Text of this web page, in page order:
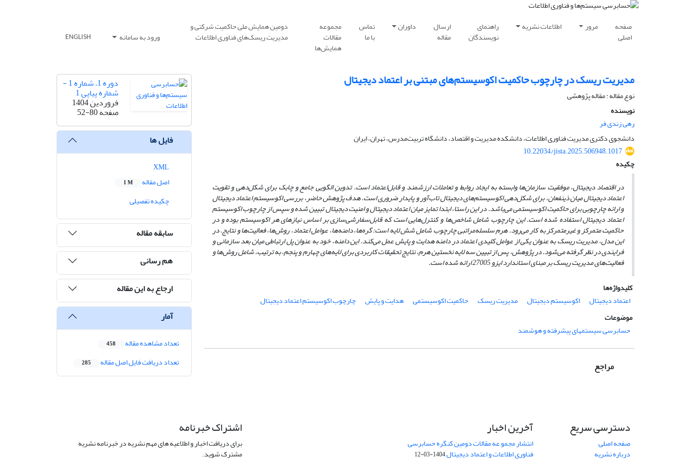
صفحه
اصلی
مرور اطلاعات نشریه راهنمای
نویسندگان
ارسال
مقاله
داوران تماس
با ما
مجموعه
مقالات
همایش‌ها
دومین همایش ملی حاکمیت شرکتی و
مدیریت ریسک‌های فناوری اطلاعات ورود به سامانه ENGLISH
مدیریت ریسک در چارچوب حاکمیت اکوسیستم‌های مبتنی بر اعتماد دیجیتال
نوع مقاله : مقاله پژوهشی
نویسنده
رهی زندی فر
دانشجوی دکتری مدیریت فناوری اطلاعات، دانشکده مدیریت و اقتصاد، دانشگاه تربیت‌مدرس، تهران، ایران
10.22034/jista.2025.506948.1017
چکیده
در اقتصاد دیجیتال، موفقیت سازمان‌ها وابسته به ایجاد روابط و تعاملات ارزشمند و قابل‌اعتماد است. تدوین الگویی جامع و چابک برای شکل‌دهی و تقویت
اعتماد دیجیتال میان ذینفعان، برای شکل‌دهی اکوسیستم‌های دیجیتال تاب‌آور و پایدار ضروری است. هدف پژوهش حاضر، بررسی اکوسیستم اعتماد دیجیتال
و ارائه چارچوبی برای حاکمیت اکوسیستمی می‌باشد. در این راستا، ابتدا تمایز میان اعتماد دیجیتال و امنیت دیجیتال تبیین شده و سپس از چارچوب اکوسیستم
اعتماد دیجیتال استفاده شده است. این چارچوب شامل شاخص‌ها و کنترل‌هایی است که قابل‌سفارشی‌سازی بر اساس نیازهای هر اکوسیستم بوده و در
حاکمیت متمرکز و غیرمتمرکز به کار می‌رود. هرم سلسله‌مراتبی چارچوب شامل شش لایه است: گره‌ها، دامنه‌ها، عوامل اعتماد، روش‌ها، فعالیت‌ها و نتایج. در
این مدل، مدیریت ریسک به عنوان یکی از عوامل کلیدی اعتماد در دامنه هدایت و پایش عمل می‌کند. این دامنه، خود به عنوان پل ارتباطی میان بعد سازمانی و
فرایندی در نظر گرفته می‌شود. در پژوهش، پس از تبیین سه لایه نخستین هرم، نتایج تحقیقات کاربردی برای لایه‌های چهارم و پنجم، به ترتیب، شامل روش‌ها و
فعالیت‌های مدیریت ریسک بر مبنای استاندارد ایزو 27005 ارائه شده است
.
کلیدواژه‌ها
اعتماد دیجیتال
اکوسیستم دیجیتال مدیریت ریسک حاکمیت اکوسیستمی هدایت و پایش
چارچوب اکوسیستم اعتماد دیجیتال
موضوعات
حسابرسی سیستمهای پیشرفته و هوشمند
مراجع
دوره 1، شماره 1 -
شماره پیاپی 1
فروردین 1404
صفحه52-80
فایل ها
اصل مقاله
1 M
چکیده تفصیلی
سابقه مقاله
هم رسانی
ارجاع به این مقاله
آمار
تعداد مشاهده مقاله 458
تعداد دریافت فایل اصل مقاله 285
دسترسی سریع
صفحه اصلی
درباره نشریه
آخرین اخبار
انتشار مجمو عه مقالات دومین کنگره حسابرسی
فناوری اطلاعات و اعتماد دیجیتال1404-03-12
اشتراک خبرنامه
برای دریافت اخبار و اطلاعیه های مهم نشریه در خبرنامه نشریه
مشترک شوید.